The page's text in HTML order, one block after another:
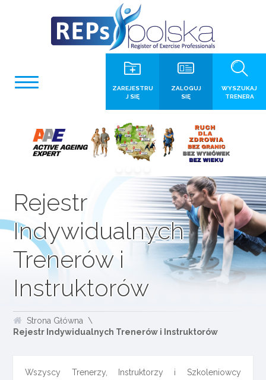
WYSZUKAJ
TRENERA
ZALOGUJ
SIĘ
ZAREJESTRU
J SIĘ
Rejestr
Indywidualnych
Trenerów i
Instruktorów
Strona Główna
Rejestr Indywidualnych Trenerów i Instruktorów
Wszyscy Trenerzy, Instruktorzy i Szkoleniowcy